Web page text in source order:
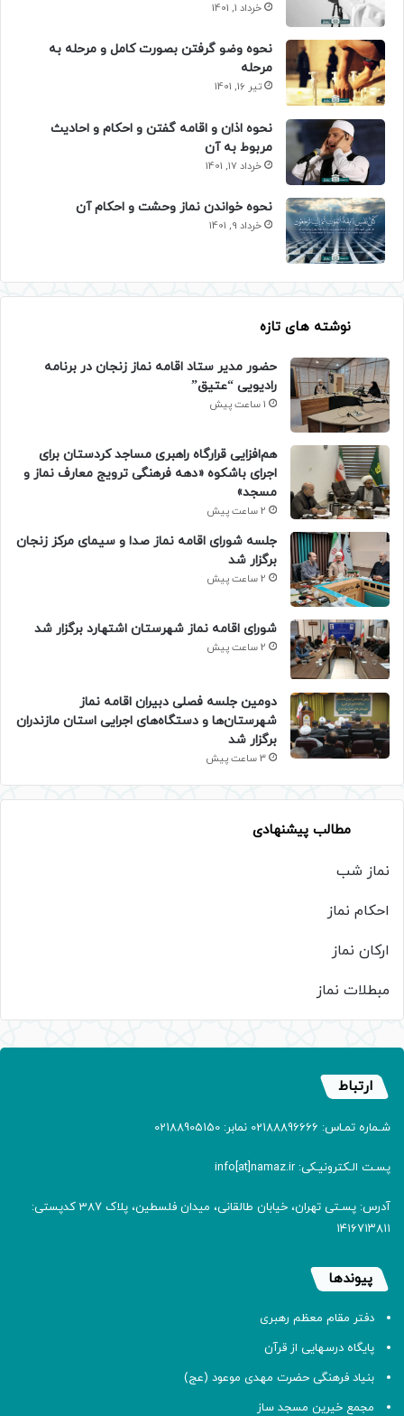
خرداد 1, 1401
نحوه وضو گرفتن بصورت کامل و مرحله به
مرحله
تیر 16, 1401
نحوه اذان و اقامه گفتن و احکام و احادیث
مربوط به آن
خرداد 17, 1401
نحوه خواندن نماز وحشت و احکام آن
خرداد 9, 1401
نوشته های تازه
حضور مدیر ستاد اقامه نماز زنجان در برنامه
رادیویی “عتیق”
1 ساعت پیش
هم‌افزایی قرارگاه راهبری مساجد کردستان برای
اجرای باشکوه «دهه فرهنگی ترویج معارف نماز و
مسجد»
2 ساعت پیش
جلسه شورای اقامه نماز صدا و سیمای مرکز زنجان
برگزار شد
2 ساعت پیش
شورای اقامه نماز شهرستان اشتهارد برگزار شد
2 ساعت پیش
دومین جلسه فصلی دبیران اقامه نماز
شهرستان‌ها و دستگاه‌های اجرایی استان مازندران
برگزار شد
3 ساعت پیش
مطالب پیشنهادی
نماز شب
احکام نماز
ارکان نماز
مبطلات نماز
ارتباط
شـماره تمـاس: 02188896666 نمابر: 02188905150
پسـت الـکترونیـکی: info[at]namaz.ir
آدرس: پسـتی تهران، خیابان طالقانی، میدان فلسطین، پلاک 387 کدپستی:
۱۴۱۶۷۱۳۸۱۱
پیوندها
دفتر مقام معظم رهبری
پایگاه درسهایی از قرآن
بنیاد فرهنگی حضرت مهدی موعود (عج)
مجمع خیرین مسجد ساز